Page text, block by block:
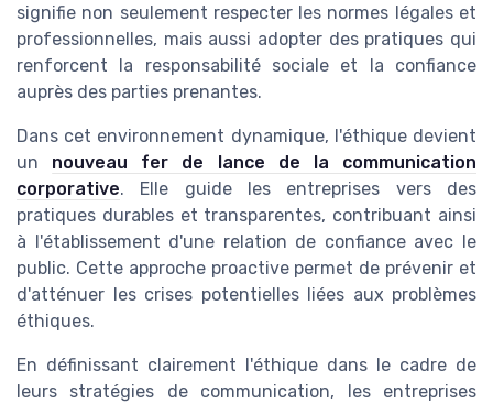
signifie non seulement respecter les normes légales et
professionnelles, mais aussi adopter des pratiques qui
renforcent la responsabilité sociale et la confiance
auprès des parties prenantes.
Dans cet environnement dynamique, l'éthique devient
un nouveau fer de lance de la communication
corporative. Elle guide les entreprises vers des
pratiques durables et transparentes, contribuant ainsi
à l'établissement d'une relation de confiance avec le
public. Cette approche proactive permet de prévenir et
d'atténuer les crises potentielles liées aux problèmes
éthiques.
En définissant clairement l'éthique dans le cadre de
leurs stratégies de communication, les entreprises